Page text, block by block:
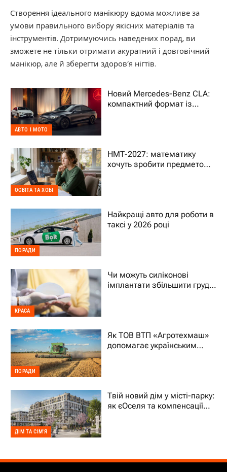
Створення ідеального манікюру вдома можливе за
умови правильного вибору якісних матеріалів та
інструментів. Дотримуючись наведених порад, ви
зможете не тільки отримати акуратний і довговічний
манікюр, але й зберегти здоров’я нігтів.
АВТО І МОТО
Новий Mercedes-Benz CLA:
компактний формат із
ОСВІТА ТА ХОБІ
НМТ-2027: математику
хочуть зробити предметом
ПОРАДИ
Найкращі авто для роботи в
таксі у 2026 році
КРАСА
Чи можуть силіконові
імплантати збільшити груди
ПОРАДИ
Як ТОВ ВТП «Агротехмаш»
допомагає українським
ДІМ ТА СІМ'Я
Твій новий дім у місті-парку:
як єОселя та компенсації